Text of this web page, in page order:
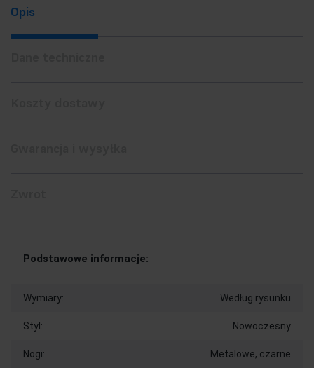
Opis
Podstawowe informacje:
Wymiary: Według rysunku
Styl: Nowoczesny
Nogi: Metalowe, czarne